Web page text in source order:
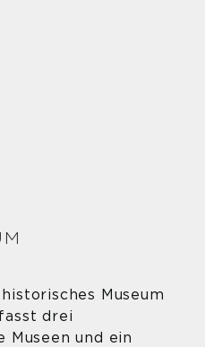
Museum
drei
Museen und ein